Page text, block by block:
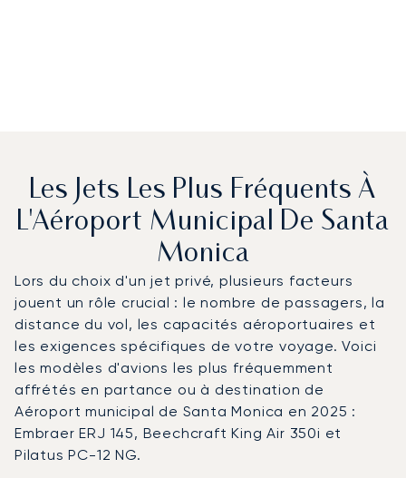
Les Jets Les Plus Fréquents À
L'Aéroport Municipal De Santa
Monica
Lors du choix d'un jet privé, plusieurs facteurs
jouent un rôle crucial : le nombre de passagers, la
distance du vol, les capacités aéroportuaires et
les exigences spécifiques de votre voyage. Voici
les modèles d'avions les plus fréquemment
affrétés en partance ou à destination de
Aéroport municipal de Santa Monica en 2025 :
Embraer ERJ 145, Beechcraft King Air 350i et
Pilatus PC-12 NG.